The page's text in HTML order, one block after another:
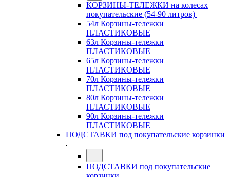
КОРЗИНЫ-ТЕЛЕЖКИ на колесах
покупательские (54-90 литров)
54л Корзины-тележки
ПЛАСТИКОВЫЕ
63л Корзины-тележки
ПЛАСТИКОВЫЕ
65л Корзины-тележки
ПЛАСТИКОВЫЕ
70л Корзины-тележки
ПЛАСТИКОВЫЕ
80л Корзины-тележки
ПЛАСТИКОВЫЕ
90л Корзины-тележки
ПЛАСТИКОВЫЕ
ПОДСТАВКИ под покупательские корзинки
ПОДСТАВКИ под покупательские